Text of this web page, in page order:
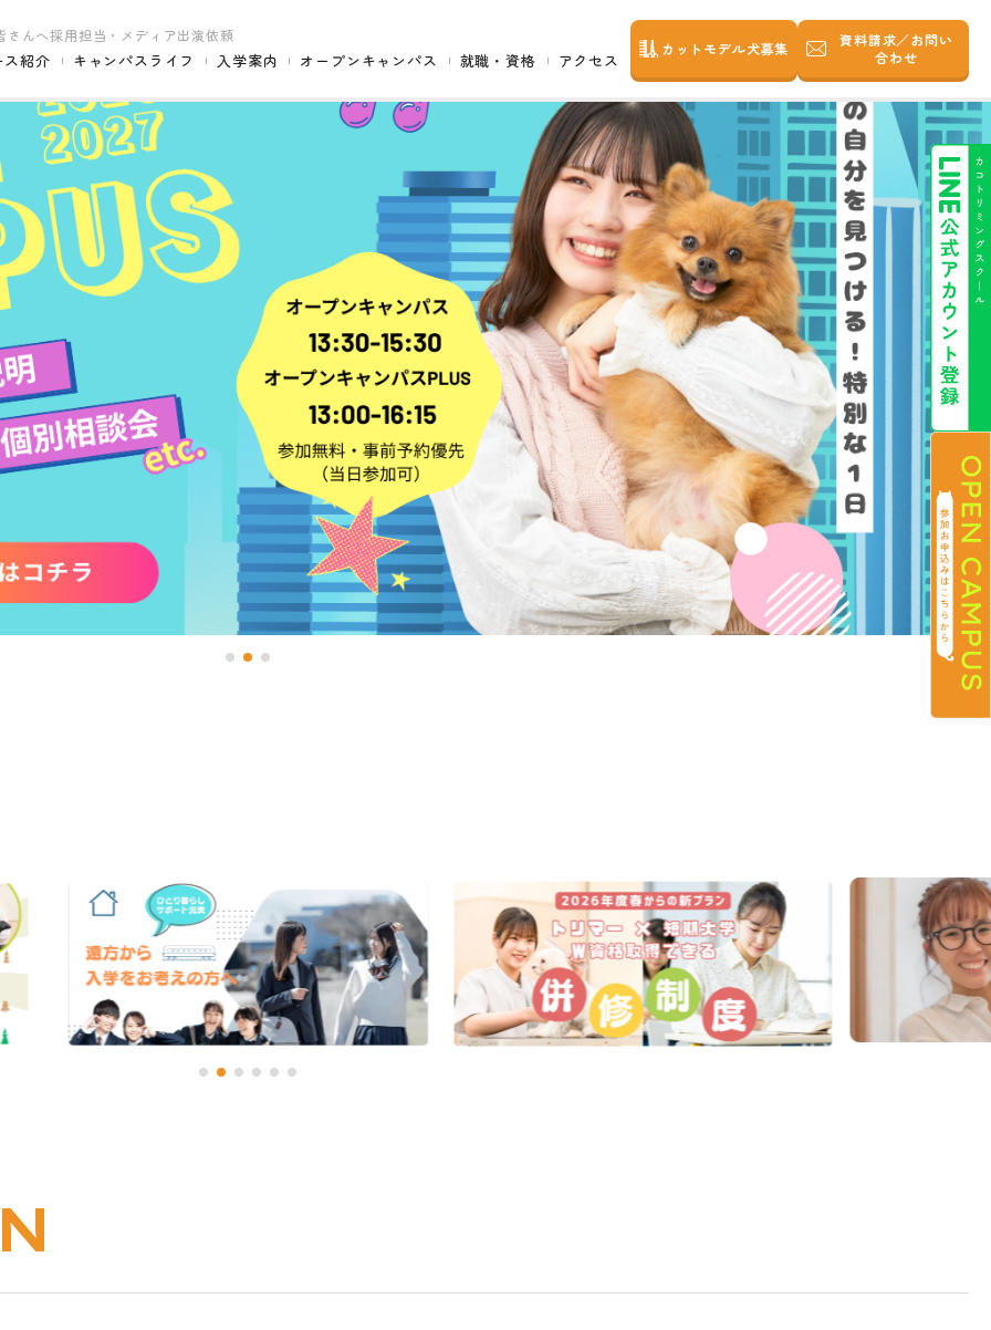
さんへ採用担当・メディア出演依頼
ス紹介 キャンパスライフ 入学案内 オープンキャンパス 就職・資格 アクセス
カットモデル犬募集
資料請求／お問い
合わせ